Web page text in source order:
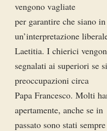
vengono vagliate
per garantire che siano
un’interpretazione
Laetitia. I chierici
segnalati ai superiori se
preoccupazioni circa
Papa Francesco. Molti
apertamente, anche se in
passato sono stati